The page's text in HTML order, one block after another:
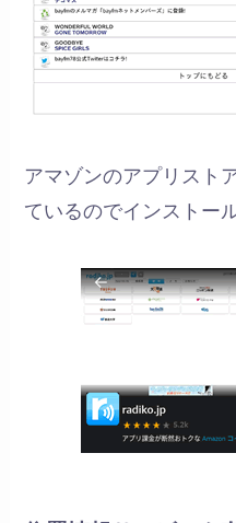
アマゾンのアプリスト
ているのでインストー